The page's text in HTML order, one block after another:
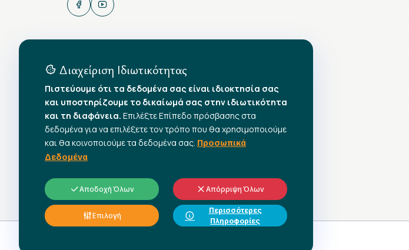
Διαχείριση Ιδιωτικότητας
Πιστεύουμε ότι τα δεδομένα σας είναι ιδιοκτησία σας
και υποστηρίζουμε το δικαίωμά σας στην ιδιωτικότητα
και τη διαφάνεια. Επιλέξτε Επίπεδο πρόσβασης στα
δεδομένα για να επιλέξετε τον τρόπο που θα χρησιμοποιούμε
και θα κοινοποιούμε τα δεδομένα σας. Προσωπικά
Δεδομένα
Αποδοχή Όλων Απόρριψη Όλων
Επιλογή
Περισσότερες
Πληροφορίες